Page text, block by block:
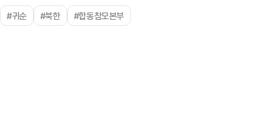
#귀순 #북한 #합동참모본부